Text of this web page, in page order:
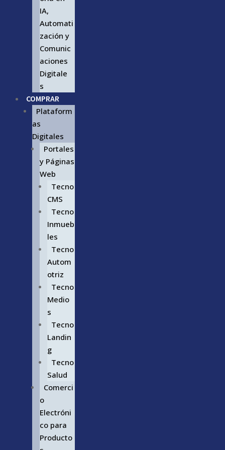
IA,
Automati
zación y
Comunic
aciones
Digitale
s
COMPRAR
Plataform
as
Digitales
Portales
y Páginas
Web
Tecno
CMS
Tecno
Inmueb
les
Tecno
Autom
otriz
Tecno
Medio
s
Tecno
Landin
g
Tecno
Salud
Comerci
o
Electróni
co para
Producto